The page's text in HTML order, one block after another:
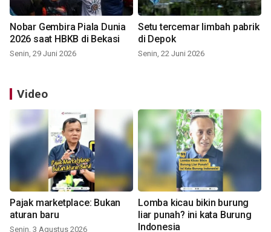
Nobar Gembira Piala Dunia
2026 saat HBKB di Bekasi
Senin, 29 Juni 2026
Setu tercemar limbah pabrik
di Depok
Senin, 22 Juni 2026
Video
Pajak marketplace: Bukan
aturan baru
Senin, 3 Agustus 2026
Lomba kicau bikin burung
liar punah? ini kata Burung
Indonesia